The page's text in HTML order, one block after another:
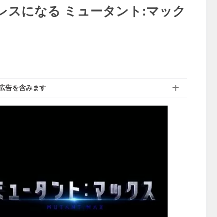
スになる ミュータント:マック
告を含みます